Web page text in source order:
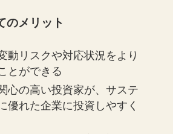
のメリット
動リスクや対応状況をより
とができる
心の高い投資家が、サステ
優れた企業に投資しやすく